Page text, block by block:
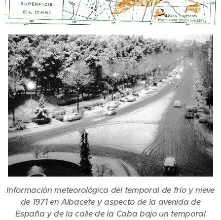
Información meteorológica del temporal de frío y nieve
de 1971 en Albacete y aspecto de la avenida de
España y de la calle de la Caba bajo un temporal